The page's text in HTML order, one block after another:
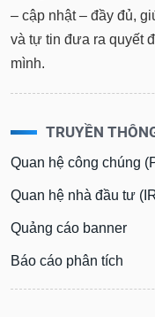
– cập nhật – đầy đủ,
và tự tin đưa ra quyết
mình.
TRUYỀN
Quan hệ công chúng
Quan hệ nhà đầu tư
Quảng cáo banner
Báo cáo phân tích